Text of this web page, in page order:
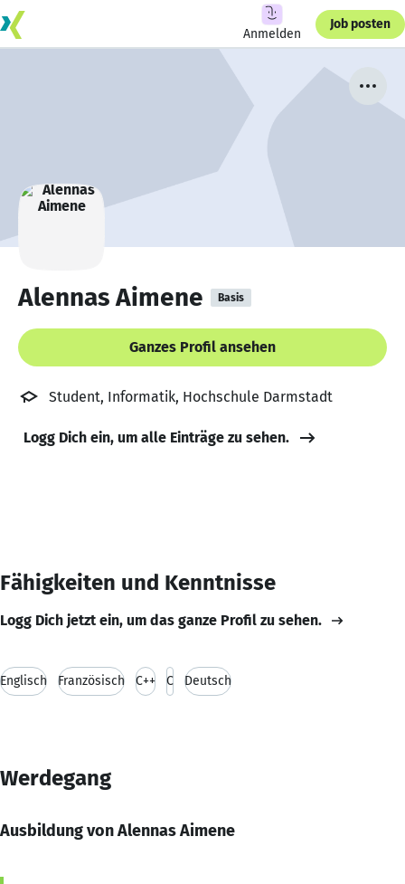
Anmelden
Job posten
Alennas Aimene Basis
Ganzes Profil ansehen
Student, Informatik, Hochschule Darmstadt
Logg Dich ein, um alle Einträge zu sehen.
Fähigkeiten und Kenntnisse
Logg Dich jetzt ein, um das ganze Profil zu sehen.
Englisch Französisch C++ C Deutsch
Werdegang
Ausbildung von Alennas Aimene